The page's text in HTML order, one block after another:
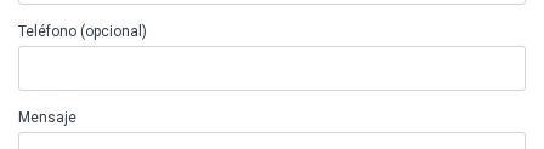
Teléfono (opcional)
Mensaje